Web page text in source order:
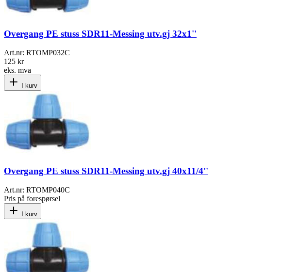
Overgang PE stuss SDR11-Messing utv.gj 32x1''
Art.nr: RTOMP032C
125 kr
eks. mva
I kurv
Overgang PE stuss SDR11-Messing utv.gj 40x11/4''
Art.nr: RTOMP040C
Pris på forespørsel
I kurv